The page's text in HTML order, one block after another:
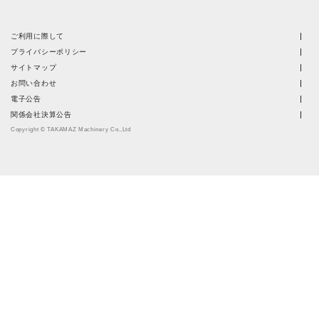
ご利用に際して
プライバシーポリシー
サイトマップ
お問い合わせ
電子公告
関係会社決算公告
Copyright © TAKAMAZ Machinery Co.,Ltd